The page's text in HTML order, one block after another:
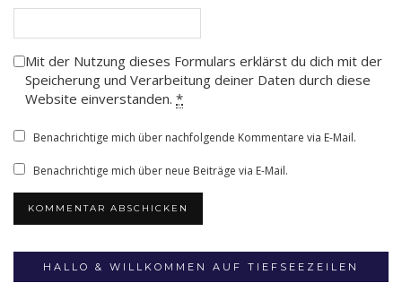
Mit der Nutzung dieses Formulars erklärst du dich mit der
Speicherung und Verarbeitung deiner Daten durch diese
Website einverstanden. *
Benachrichtige mich über nachfolgende Kommentare via E-Mail.
Benachrichtige mich über neue Beiträge via E-Mail.
HALLO & WILLKOMMEN AUF TIEFSEEZEILEN